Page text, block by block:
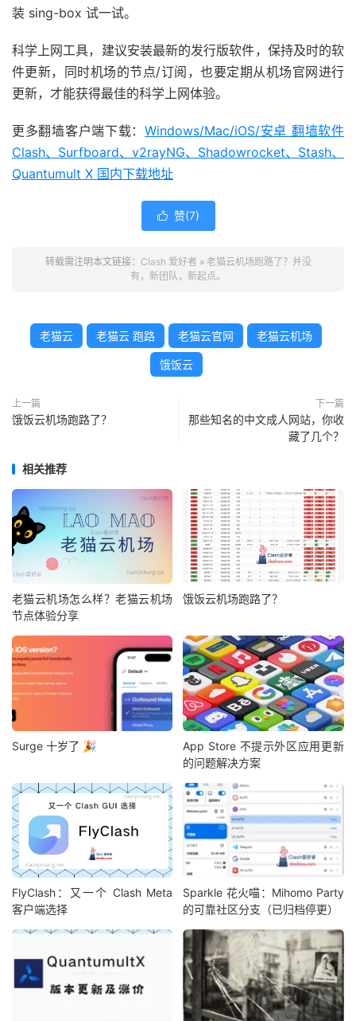
装 sing-box 试一试。
科学上网工具，建议安装最新的发行版软件，保持及时的软
件更新，同时机场的节点/订阅，也要定期从机场官网进行
更新，才能获得最佳的科学上网体验。
更多翻墙客户端下载：Windows/Mac/iOS/安卓 翻墙软件
Clash、Surfboard、v2rayNG、Shadowrocket、Stash、
Quantumult X 国内下载地址
 赞(7)
转载需注明本文链接： Clash 爱好者 » 老猫云机场跑路了？并没
有，新团队，新起点。
老猫云 老猫云 跑路 老猫云官网 老猫云机场
饿饭云
上一篇
饿饭云机场跑路了？
下一篇
那些知名的中文成人网站，你收
藏了几个？
相关推荐
老猫云机场怎么样？老猫云机场
节点体验分享
饿饭云机场跑路了？
Surge 十岁了 🎉
App Store 不提示外区应用更新
的问题解决方案
FlyClash：又一个 Clash Meta
客户端选择
Sparkle 花火喵：Mihomo Party
的可靠社区分支（已归档停更）